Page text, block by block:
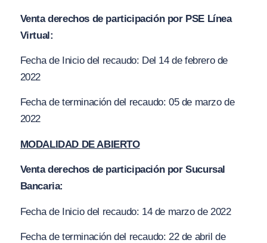
Venta derechos de participación por PSE Línea
Virtual:
Fecha de Inicio del recaudo: Del 14 de febrero de
2022
Fecha de terminación del recaudo: 05 de marzo de
2022
MODALIDAD DE ABIERTO
Venta derechos de participación por Sucursal
Bancaria:
Fecha de Inicio del recaudo: 14 de marzo de 2022
Fecha de terminación del recaudo: 22 de abril de